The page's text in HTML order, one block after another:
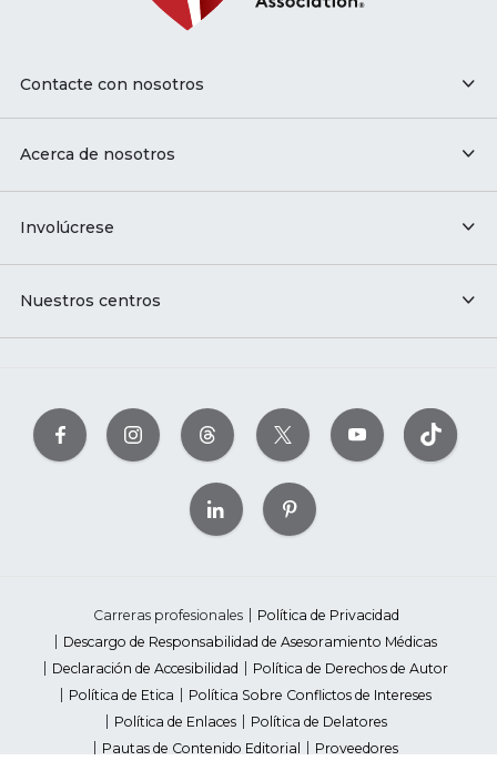
Contacte con nosotros
Acerca de nosotros
Involúcrese
Nuestros centros
Carreras profesionales
Política de Privacidad
Descargo de Responsabilidad de Asesoramiento Médicas
Declaración de Accesibilidad
Política de Derechos de Autor
Política de Etica
Política Sobre Conflictos de Intereses
Política de Enlaces
Política de Delatores
Pautas de Contenido Editorial
Proveedores